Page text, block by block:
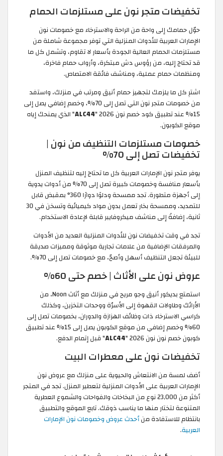
تخفيضات متجر نون على مستلزمات الحمام
حوّل حمامك إلى واحة من الراحة والاسترخاء مع خصومات نون
الإمارات العربية للأدوات المنزلية التي توفر مجموعة شاملة من
مستلزمات الحمام العالية الجودة بأسعار لا تقاوم، وتشمل كل ما
قد تحتاج إليه، من رؤوس دش مبتكرة، وأرواب حمام فاخرة،
ومنظمات حمام عملية، ومناشف فائقة الامتصاص.
اشترِ كل ما يلزمك لتجهيز حمام أنيق ومرتب في منزلك، واستفد
من خصومات متجر نون التي تصل إلى 70%، وخصم إضافي يصل إلى
15% عند تطبيق كود خصم نون 2026 "
ALC44" الذي يمنحك إياه
موقع الكوبون.
خصومات مستلزمات التنظيف من نون |
تخفيضات تصل إلى 70%
يوفر متجر نون الإمارات العربية كل ما تحتاج إليه لتنظيف المنزل
بأسعار منافسة وخصومات كبيرة تصل إلى 70% من أدوات يدوية
إلى أجهزة متطورة. تجد ممسحة ودلوًا دوارًا 360° بمقبض قابل
للتمديد، وممسحة بخار تعمل بدون مواد كيميائية وتسخن في 30
ثانية، إضافةً إلى مناشف ميكروفايبر قابلة لإعادة الاستخدام.
تجد في وقت تخفيضات نون للأدوات المنزلية العديد من الأدوات
والمرفقات الإضافية من علامات تجارية موثوقة ومميزات صديقة
للبيئة تجعل التنظيف أسهل وأصحّ، مع خصومات تصل إلى 70%.
عروض نون على الأثاث | خصم حتى 60%
استمتع بديكور أنيق وجو مريح في منزلك مع أثاث Noon، من
الأرائك وطاولات القهوة إلى الأسرّة ووحدات التخزين، وكذلك
كراسي الاسترخاء ذات وظائف الهزازة والدوران، بخصومات تصل إلى
60% وخصم إضافي من موقع الكوبون يصل إلى 15% عند تطبيق
كوبون خصم نون نون 2026 "
ALC44" قبل إتمام الدفع.
تخفيضات نون على معطرات البيت
أضف لمسة من الانتعاش والحيوية على منزلك مع عروض نون
الإمارات العربية على الأدوات المنزلية لتعطير المنزل. تجد في المتجر
أكثر من 23,000 نوع من البخاخات والفواحات والشموع العطرية
المتنوعة لتختار منها ما يناسب ذوقك. تابع الموقع والتطبيق
بانتظام للاستفادة منأحدث عروض وخصومات نون الإمارات
العربية.